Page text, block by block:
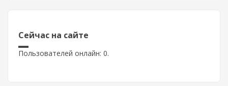
Сейчас на сайте
Пользователей онлайн: 0.